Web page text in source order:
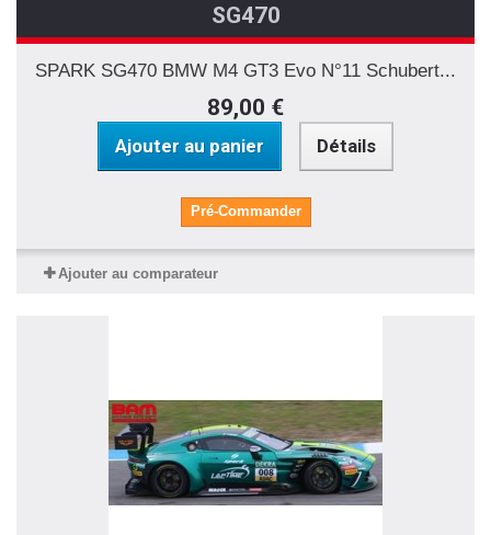
SG470
SPARK SG470 BMW M4 GT3 Evo N°11 Schubert...
89,00 €
Ajouter au panier Détails
Pré-Commander
Ajouter au comparateur